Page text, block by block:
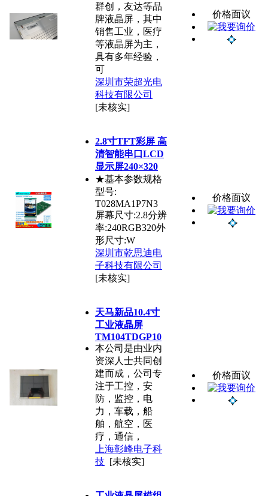
群创，友达等品
牌液晶屏，其中
销售工业，医疗
等液晶屏为主，
具有多年经验，
可
深圳市荣超光电
科技有限公司
[未核实]
价格面议
2.8寸TFT彩屏 高
清智能串口LCD
显示屏240×320
★基本参数规格
型号:
T028MA1P7N3
屏幕尺寸:2.8分辨
率:240RGB320外
形尺寸:W
深圳市乾思迪电
子科技有限公司
[未核实]
价格面议
天马新品10.4寸
工业液晶屏
TM104TDGP10
本公司是由业内
资深人士共同创
建而成，公司专
注于工控，安
防，监控，电
力，车载，船
舶，航空，医
疗，通信，
上海彰峰电子科
技 [未核实]
价格面议